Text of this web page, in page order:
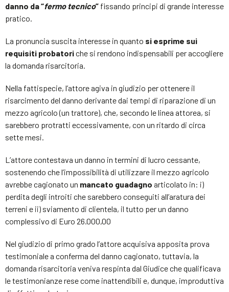
danno da “fermo tecnico” fissando principi di grande interesse
pratico.
La pronuncia suscita interesse in quanto si esprime sui
requisiti probatoriche si rendono indispensabili per accogliere
la domanda risarcitoria.
Nella fattispecie, l’attore agiva in giudizio per ottenere il
risarcimento del danno derivante dai tempi di riparazione di un
mezzo agricolo (un trattore), che, secondo le linea attorea, si
sarebbero protratti eccessivamente, con un ritardo di circa
sette mesi.
L’attore contestava un danno in termini di lucro cessante,
sostenendo che l’impossibilità di utilizzare il mezzo agricolo
avrebbe cagionato un mancato guadagno articolato in: i)
perdita degli introiti che sarebbero conseguiti all’aratura dei
terreni e ii) sviamento di clientela, il tutto per un danno
complessivo di Euro 26.000,00
Nel giudizio di primo grado l’attore acquisiva apposita prova
testimoniale a conferma del danno cagionato, tuttavia, la
domanda risarcitoria veniva respinta dal Giudice che qualificava
le testimonianze rese come inattendibili e, dunque, improduttiva